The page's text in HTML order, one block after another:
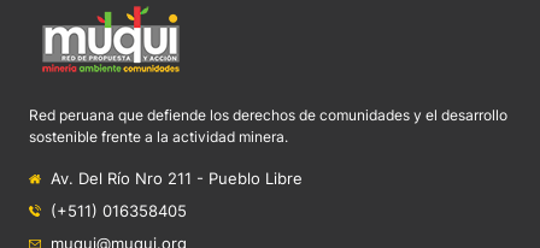
Red peruana que defiende los derechos de comunidades y el desarrollo
sostenible frente a la actividad minera.
Av. Del Río Nro 211 - Pueblo Libre
(+511) 016358405
muqui@muqui.org